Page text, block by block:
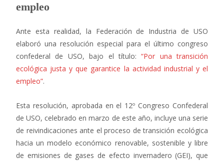
empleo
Ante esta realidad, la Federación de Industria de USO
elaboró una resolución especial para el último congreso
confederal de USO, bajo el título:“Por una transición
ecológica justa y que garantice la actividad industrial y el
empleo”.
Esta resolución, aprobada en el 12º Congreso Confederal
de USO, celebrado en marzo de este año, incluye una serie
de reivindicaciones ante el proceso de transición ecológica
hacia un modelo económico renovable, sostenible y libre
de emisiones de gases de efecto invernadero (GEI), que